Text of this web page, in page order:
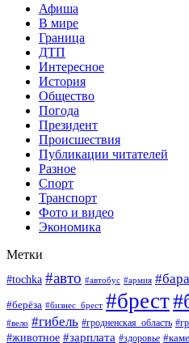
Афиша
В мире
Граница
ДТП
Интересное
История
Общество
Погода
Президент
Происшествия
Публикации читателей
Разное
Спорт
Транспорт
Фото и видео
Экономика
Метки
#tochka #авто #автобус #армия
#берёза #бизнес_брест #брест
#вело #гибель #гродненская_область
#животное #зарплата #здоровье